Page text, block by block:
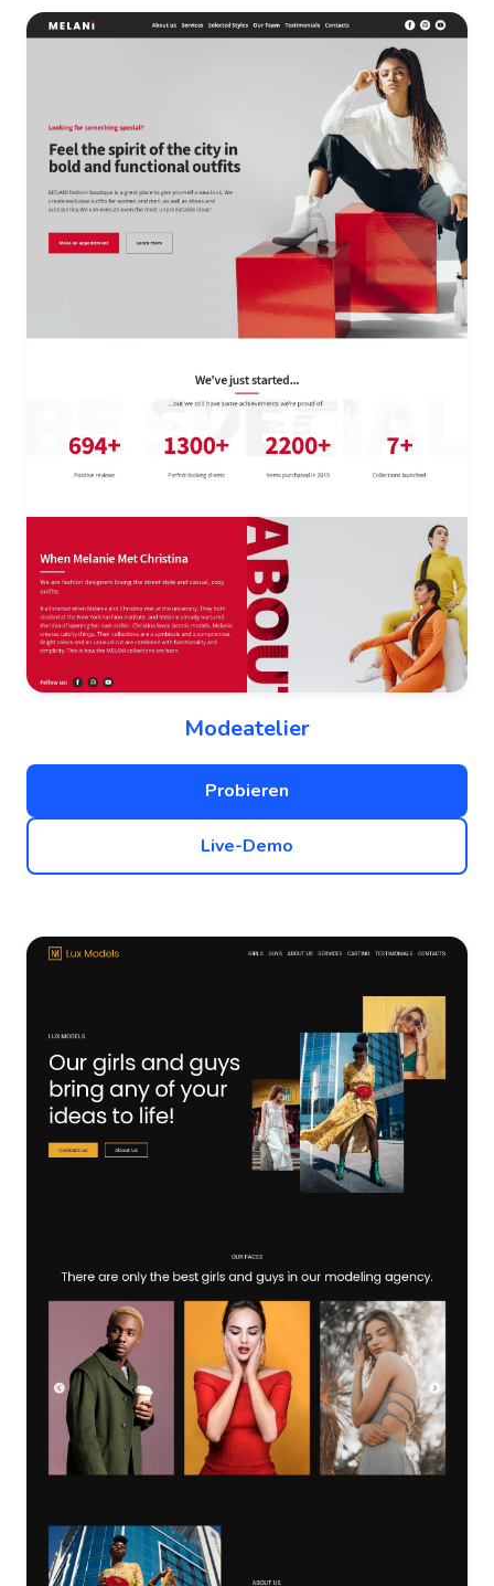
Modeatelier
Probieren
Live-Demo